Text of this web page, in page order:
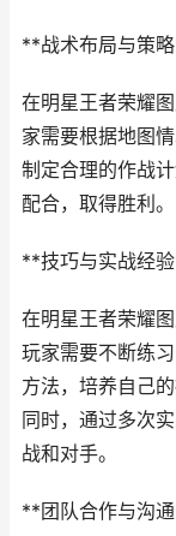
**战术布局与策
在明星王者荣耀
家需要根据地图
制定合理的作战
配合，取得胜利。
**技巧与实战经
在明星王者荣耀
玩家需要不断练
方法，培养自己
同时，通过多次
战和对手。
**团队合作与沟